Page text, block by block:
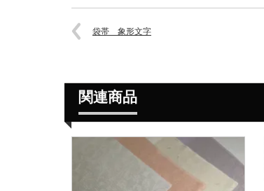
袋帯 象形文字
関連商品